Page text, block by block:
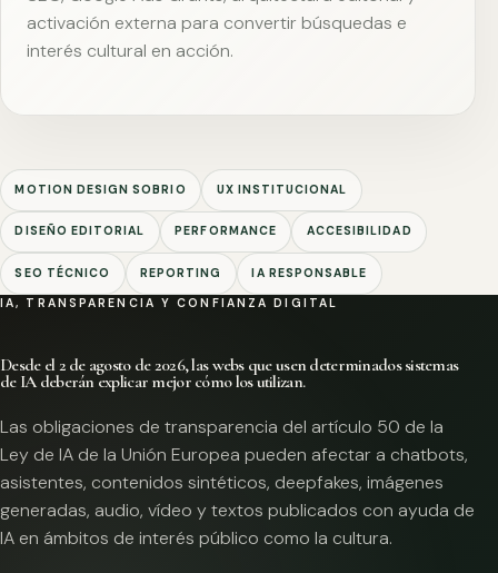
activación externa para convertir búsquedas e
interés cultural en acción.
MOTION DESIGN SOBRIO UX INSTITUCIONAL
DISEÑO EDITORIAL PERFORMANCE ACCESIBILIDAD
SEO TÉCNICO REPORTING IA RESPONSABLE
IA, TRANSPARENCIA Y CONFIANZA DIGITAL
Desde el 2 de agosto de 2026, las webs que usen determinados sistemas
de IA deberán explicar mejor cómo los utilizan.
Las obligaciones de transparencia del artículo 50 de la
Ley de IA de la Unión Europea pueden afectar a chatbots,
asistentes, contenidos sintéticos, deepfakes, imágenes
generadas, audio, vídeo y textos publicados con ayuda de
IA en ámbitos de interés público como la cultura.